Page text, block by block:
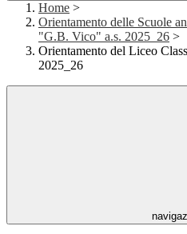
Home >
Orientamento delle Scuole
"G.B. Vico" a.s. 2025_26 >
Orientamento del Liceo
2025_26